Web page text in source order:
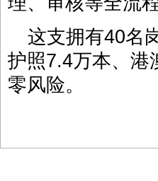
这支拥有40名
护照7.4万本、港
零风险。